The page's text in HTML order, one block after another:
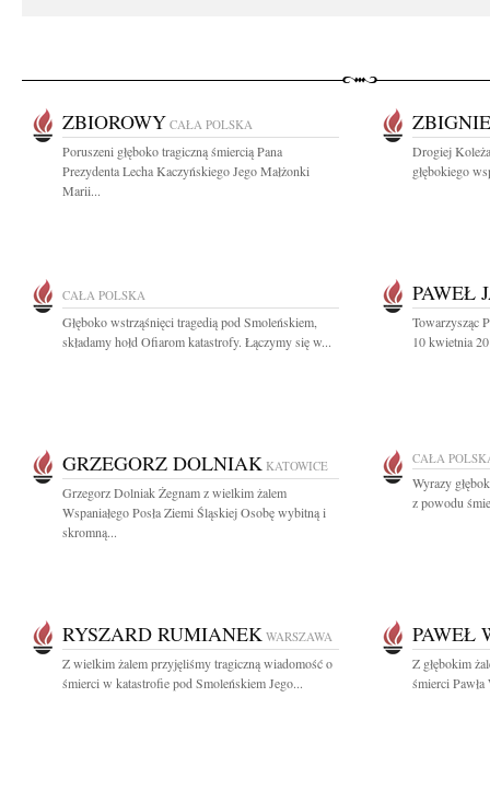
ZBIOROWY CAŁA POLSKA
Poruszeni głęboko tragiczną śmiercią Pana
Prezydenta Lecha Kaczyńskiego Jego Małżonki
Marii...
Drogiej
głębokiego
CAŁA POLSKA
Głęboko wstrząśnięci tragedią pod Smoleńskiem,
składamy hołd Ofiarom katastrofy. Łączymy się w...
PAWEŁ
Towarzysząc
10 kwietnia
GRZEGORZ DOLNIAK KATOWICE
Grzegorz Dolniak Żegnam z wielkim żalem
Wspaniałego Posła Ziemi Śląskiej Osobę wybitną i
skromną...
CAŁA
Wyrazy
z powodu
RYSZARD RUMIANEK WARSZAWA
Z wielkim żalem przyjęliśmy tragiczną wiadomość o
śmierci w katastrofie pod Smoleńskiem Jego...
PAWEŁ
Z głębokim
śmierci